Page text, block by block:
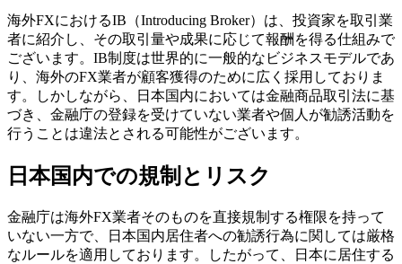
海外FXにおけるIB（Introducing Broker）は、投資家を取引業
者に紹介し、その取引量や成果に応じて報酬を得る仕組みで
ございます。IB制度は世界的に一般的なビジネスモデルであ
り、海外のFX業者が顧客獲得のために広く採用しておりま
す。しかしながら、日本国内においては金融商品取引法に基
づき、金融庁の登録を受けていない業者や個人が勧誘活動を
行うことは違法とされる可能性がございます。
日本国内での規制とリスク
金融庁は海外FX業者そのものを直接規制する権限を持って
いない一方で、日本国内居住者への勧誘行為に関しては厳格
なルールを適用しております。したがって、日本に居住する